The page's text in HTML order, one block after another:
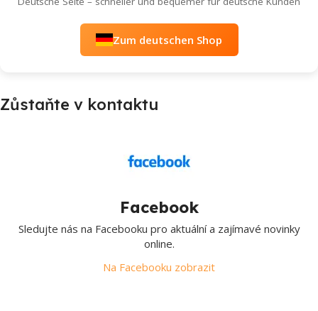
Zum deutschen Shop
Zůstaňte v kontaktu
Facebook
Sledujte nás na Facebooku pro aktuální a zajímavé novinky
online.
Na Facebooku zobrazit